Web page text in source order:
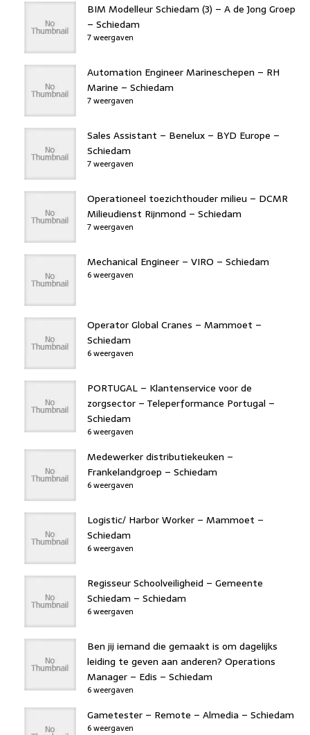
BIM Modelleur Schiedam (3) – A de Jong Groep
– Schiedam
7 weergaven
Automation Engineer Marineschepen – RH
Marine – Schiedam
7 weergaven
Sales Assistant – Benelux – BYD Europe –
Schiedam
7 weergaven
Operationeel toezichthouder milieu – DCMR
Milieudienst Rijnmond – Schiedam
7 weergaven
Mechanical Engineer – VIRO – Schiedam
6 weergaven
Operator Global Cranes – Mammoet –
Schiedam
6 weergaven
PORTUGAL – Klantenservice voor de
zorgsector – Teleperformance Portugal –
Schiedam
6 weergaven
Medewerker distributiekeuken –
Frankelandgroep – Schiedam
6 weergaven
Logistic/ Harbor Worker – Mammoet –
Schiedam
6 weergaven
Regisseur Schoolveiligheid – Gemeente
Schiedam – Schiedam
6 weergaven
Ben jij iemand die gemaakt is om dagelijks
leiding te geven aan anderen? Operations
Manager – Edis – Schiedam
6 weergaven
Gametester – Remote – Almedia – Schiedam
6 weergaven